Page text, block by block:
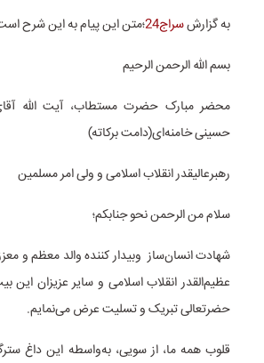
به گزارشسراج24
؛متن این پیام به این شرح
بسم الله الرحمن الرحیم
محضر مبارک حضرت مستطاب، آیت الله
حسینی خامنه‌ای(دامت برکاته)
رهبرعالیقدر انقلاب اسلامی و ولی امر مسلمین
سلام من الرحمن نحو جنابکم؛
شهادت انسان‌ساز وبیدار کننده والد معظم و
عظیم‌القدر انقلاب اسلامی و سایر عزیزان
حضرتعالی تبریک و تسلیت عرض می‌نمایم.
قلوب همه ما، از سویی، به‌واسطه این داغ